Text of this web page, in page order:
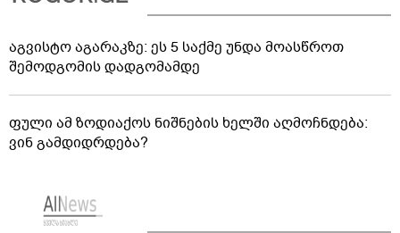
აგვისტო აგარაკზე: ეს 5 საქმე უნდა მოასწროთ
შემოდგომის დადგომამდე
ფული ამ ზოდიაქოს ნიშნების ხელში აღმოჩნდება:
ვინ გამდიდრდება?